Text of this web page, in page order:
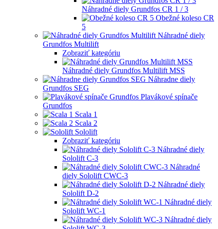
Náhradné diely Grundfos CR 1 / 3
Obežné koleso CR
5
Náhradné diely
Grundfos Multilift
Zobraziť kategóriu
Náhradné diely Grundfos Multilift MSS
Náhradne diely
Grundfos SEG
Plavákové spínače
Grundfos
Scala 1
Scala 2
Sololift
Zobraziť kategóriu
Náhradné diely
Sololift C-3
Náhradné
diely Sololift CWC-3
Náhradné diely
Sololift D-2
Náhradné diely
Sololift WC-1
Náhradné diely